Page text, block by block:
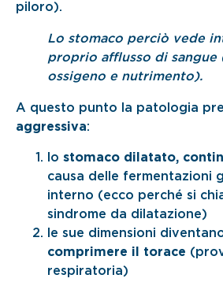
piloro).
Lo stomaco perciò vede
proprio afflusso di sangue
ossigeno e nutrimento).
A questo punto la patologia
aggressiva:
lo stomaco dilatato,
causa delle fermentazioni
interno (ecco perché si
sindrome da dilatazione)
le sue dimensioni
comprimere il torace
respiratoria)